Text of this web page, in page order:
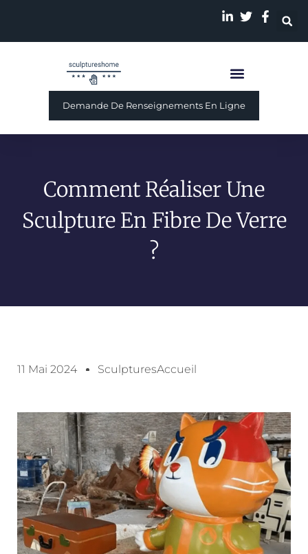
Demande De Renseignements En Ligne
Comment Réaliser Une
Sculpture En Fibre De Verre
?
11 Mai 2024 SculpturesAccueil